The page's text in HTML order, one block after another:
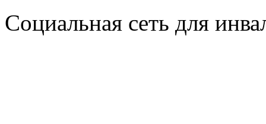
Социальная сеть для